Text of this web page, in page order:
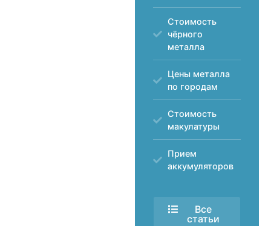
Стоимость
чёрного
металла
Цены металла
по городам
Стоимость
макулатуры
Прием
аккумуляторов
Все
статьи